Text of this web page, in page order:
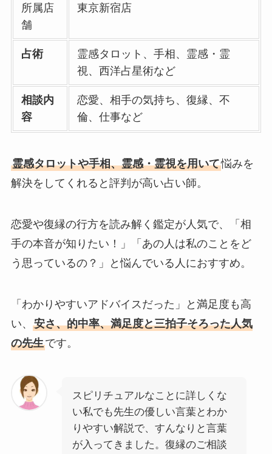
所属店
舗
東京新宿店
占術
霊感タロット、手相、霊感・霊
視、西洋占星術など
相談内
容
恋愛、相手の気持ち、復縁、不
倫、仕事など
霊感タロットや手相、霊感・霊視を用いて悩みを
解決をしてくれると評判が高い占い師。
恋愛や復縁の行方を読み解く鑑定が人気で、「相
手の本音が知りたい！」「あの人は私のことをど
う思っているの？」と悩んでいる人におすすめ。
「わかりやすいアドバイスだった」と満足度も高
い、 安さ、的中率、満足度と三拍子そろった人気
の先生です。
スピリチュアルなことに詳しくな
い私でも先生の優しい言葉とわか
りやすい解説で、すんなりと言葉
が入ってきました。復縁のご相談